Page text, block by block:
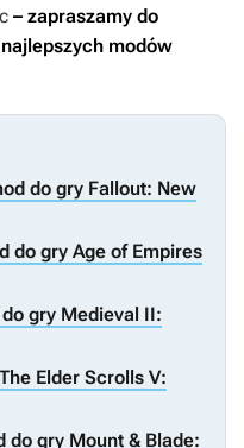
– zapraszamy do
modów
do gry Fallout: New
do gry Age of Empires
gry Medieval II:
Elder Scrolls V:
do gry Mount & Blade: